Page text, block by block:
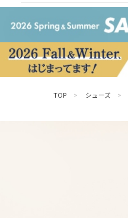
TOP > シューズ >